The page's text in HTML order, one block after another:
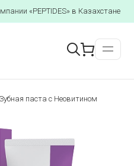
«PEPTIDES» в Казахстане
Зубная паста с Неовитином